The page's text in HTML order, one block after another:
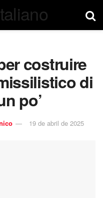
costruire
di
po’
19 de abril de 2025